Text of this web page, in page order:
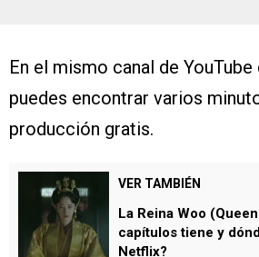
En el mismo canal de
puedes encontrar varios
producción gratis.
VER TAMBIÉN
La Reina Woo
capítulos tiene y
Netflix?